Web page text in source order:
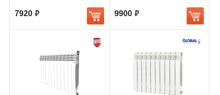
7920 руб. 9900 руб.